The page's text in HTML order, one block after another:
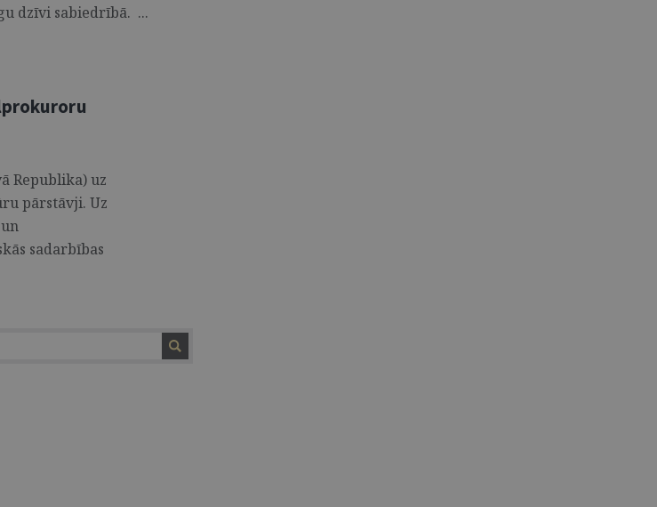
dzīvi sabiedrībā. ...
Republika) uz
pārstāvji. Uz
sadarbības